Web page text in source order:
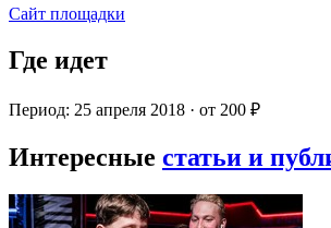
Сайт площадки
Где идет
Период: 25 апреля 2018 · от 200 ₽
Интересные статьи и